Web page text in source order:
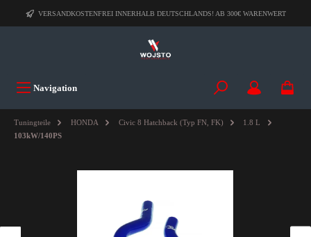
VERSANDKOSTENFREI INNERHALB DEUTSCHLANDS! AB 300€ WARENWERT
Navigation
Tuningteile HONDA Civic 8 Hatchback (Typ FN, FK)
1.8 L
103kW/140PS